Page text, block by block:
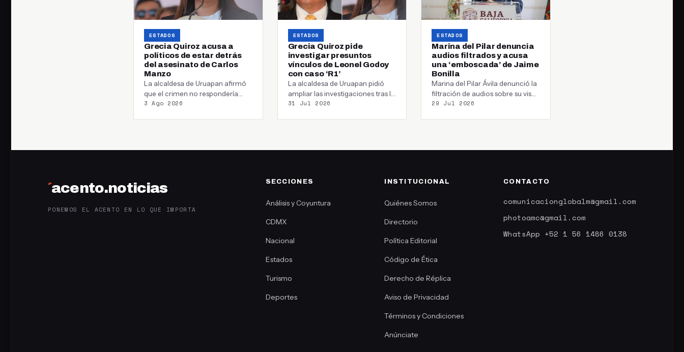
ESTADOS
Grecia Quiroz acusa a
políticos de estar detrás
del asesinato de Carlos
Manzo
La alcaldesa de Uruapan afirmó
que el crimen no respondería
únicamente a la delincuencia
3 Ago 2026
ESTADOS
Grecia Quiroz pide
investigar presuntos
vínculos de Leonel Godoy
con caso ‘R1’
La alcaldesa de Uruapan pidió
ampliar las investigaciones tras la
detención de Ramón Ángel “N”,
31 Jul 2026
ESTADOS
Marina del Pilar denuncia
audios filtrados y acusa
una ‘emboscada’ de Jaime
Bonilla
Marina del Pilar Ávila denunció la
filtración de audios sobre su visa
y señaló al exgobernador…
29 Jul 2026
´acento.noticias
PONEMOS EL ACENTO EN LO QUE IMPORTA
SECCIONES
Análisis y Coyuntura
CDMX
Nacional
Estados
Turismo
Deportes
INSTITUCIONAL
Quiénes Somos
Directorio
Política Editorial
Código de Ética
Derecho de Réplica
Aviso de Privacidad
Términos y Condiciones
Anúnciate
CONTACTO
comunicacionglobalm@gmail.com
photoamc@gmail.com
WhatsApp +52 1 56 1486 0138